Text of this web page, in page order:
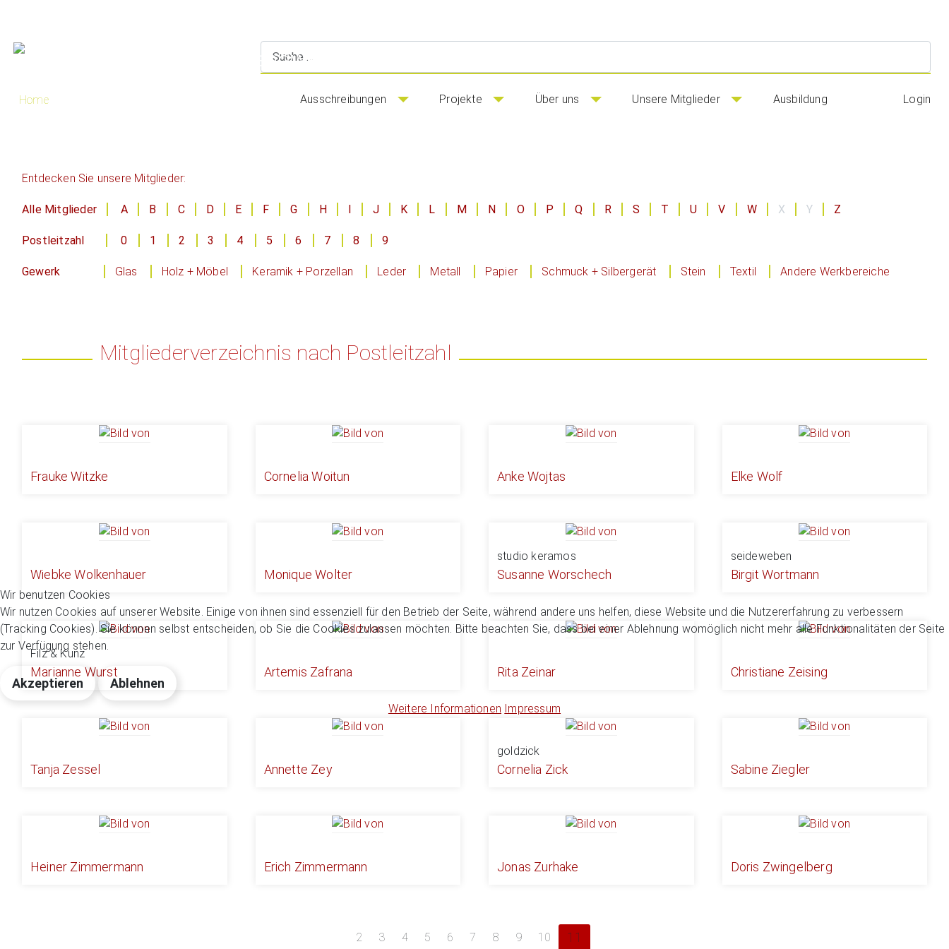
Home Ausschreibungen Projekte Über uns Unsere Mitglieder Ausbildung Login
Entdecken Sie unsere Mitglieder:
Alle Mitglieder A B C D E F G H I J K L M N O P Q R S T U V W X Y Z
Postleitzahl 0 1 2 3 4 5 6 7 8 9
Gewerk Glas Holz + Möbel Keramik + Porzellan Leder Metall Papier Schmuck + Silbergerät Stein Textil Andere Werkbereiche
Mitgliederverzeichnis nach Postleitzahl
Frauke Witzke Cornelia Woitun Anke Wojtas Elke Wolf
Wiebke Wolkenhauer Monique Wolter
studio keramos
Susanne Worschech
seideweben
Birgit Wortmann
Filz & Kunz
Marianne Wurst Artemis Zafrana Rita Zeinar Christiane Zeising
Tanja Zessel Annette Zey
goldzick
Cornelia Zick Sabine Ziegler
Heiner Zimmermann Erich Zimmermann Jonas Zurhake Doris Zwingelberg
2 3 4 5 6 7 8 9 10 11
Wir benutzen Cookies
Wir nutzen Cookies auf unserer Website. Einige von ihnen sind essenziell für den Betrieb der Seite, während andere uns helfen, diese Website und die Nutzererfahrung zu verbessern
(Tracking Cookies). Sie können selbst entscheiden, ob Sie die Cookies zulassen möchten. Bitte beachten Sie, dass bei einer Ablehnung womöglich nicht mehr alle Funktionalitäten der Seite
zur Verfügung stehen.
Akzeptieren Ablehnen
Weitere Informationen Impressum